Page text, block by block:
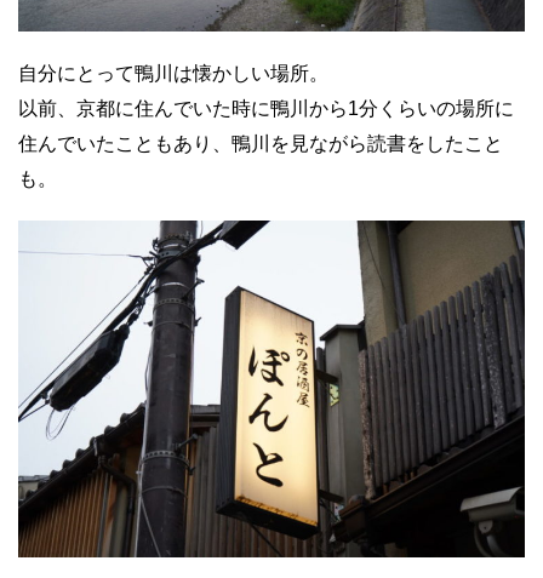
自分にとって鴨川は懐かしい場所。
以前、京都に住んでいた時に鴨川から1分くらいの場所に
住んでいたこともあり、鴨川を見ながら読書をしたこと
も。